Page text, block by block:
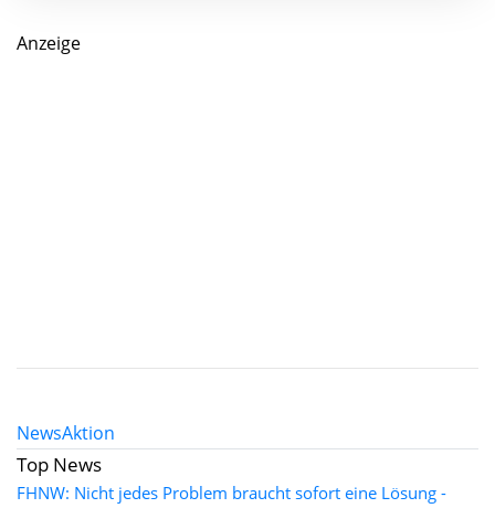
Anzeige
NewsAktion
Top News
FHNW: Nicht jedes Problem braucht sofort eine Lösung -